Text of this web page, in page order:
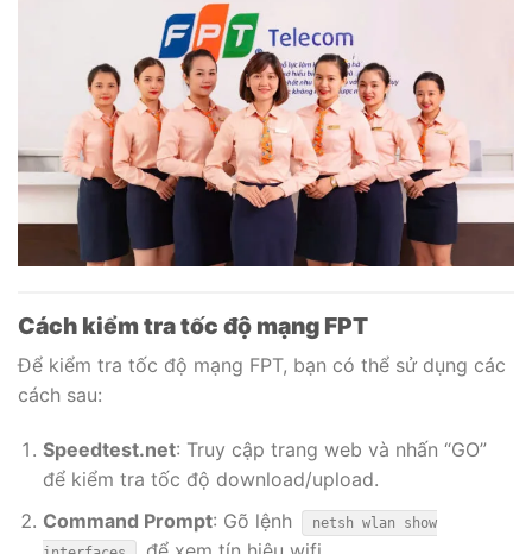
Cách kiểm tra tốc độ mạng FPT
Để kiểm tra tốc độ mạng FPT, bạn có thể sử dụng các
cách sau:
Speedtest.net: Truy cập trang web và nhấn “GO”
để kiểm tra tốc độ download/upload.
Command Prompt: Gõ lệnh
netsh wlan show